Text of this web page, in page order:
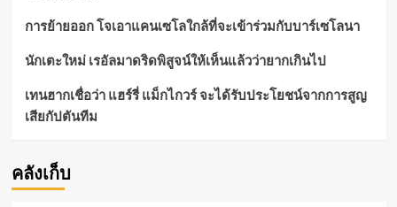
การย้ายออก โจเอาแคนเซโลใกล้ที่จะเข้าร่วมกับบาร์เซโลนา
นักเตะใหม่ เรอัลมาดริดพิสูจน์ให้เห็นแล้วว่ายากเกินไป
เทนฮากเชื่อว่า แฮร์รี่ แม็กไกวร์ จะได้รับประโยชน์จากการสูญ
เสียกัปตันทีม
คลังเก็บ